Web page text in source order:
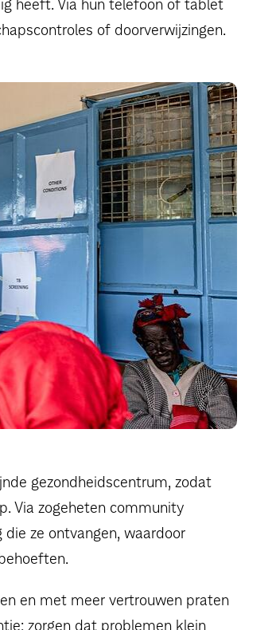
heeft. Via hun telefoon of tablet
of doorverwijzingen.
gezondheidscentrum, zodat
Via zogeheten community
ze ontvangen, waardoor
en met meer vertrouwen praten
zorgen dat problemen klein